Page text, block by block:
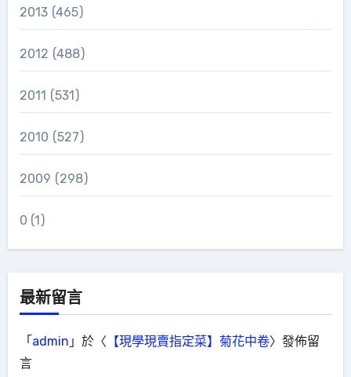
2013 (465)
2012 (488)
2011 (531)
2010 (527)
2009 (298)
0 (1)
最新留言
「admin 」於〈 【現學現賣指定菜】菊花中卷〉發佈留
言